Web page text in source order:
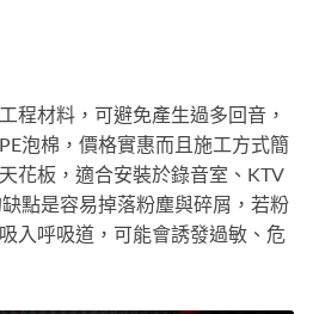
程材料，可避免產生過多回音，
泡棉，價格實惠而且施工方式簡
花板，適合安裝於錄音室、KTV
點是容易掉落粉塵與碎屑，若粉
入呼吸道，可能會誘發過敏、危